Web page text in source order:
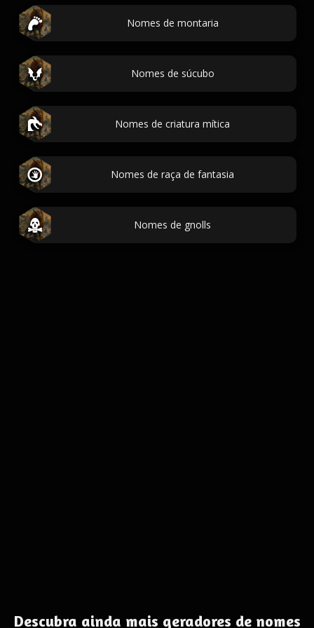
Nomes de montaria
Nomes de súcubo
Nomes de criatura mítica
Nomes de raça de fantasia
Nomes de gnolls
Descubra ainda mais geradores de nomes